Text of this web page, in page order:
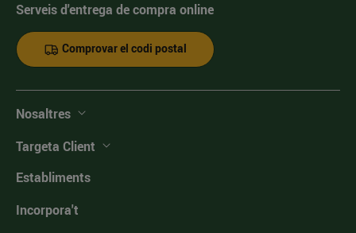
Serveis d'entrega de compra online
Comprovar el codi postal
Nosaltres
Targeta Client
Establiments
Incorpora't